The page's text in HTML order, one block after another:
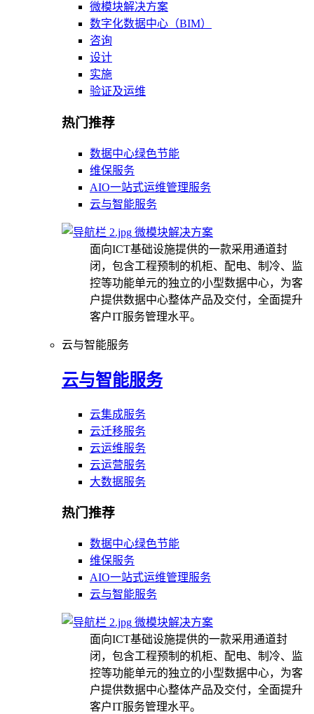
微模块解决方案
数字化数据中心（BIM）
咨询
设计
实施
验证及运维
热门推荐
数据中心绿色节能
维保服务
AIO一站式运维管理服务
云与智能服务
微模块解决方案
面向ICT基础设施提供的一款采用通道封
闭，包含工程预制的机柜、配电、制冷、监
控等功能单元的独立的小型数据中心，为客
户提供数据中心整体产品及交付，全面提升
客户IT服务管理水平。
云与智能服务
云与智能服务
云集成服务
云迁移服务
云运维服务
云运营服务
大数据服务
热门推荐
数据中心绿色节能
维保服务
AIO一站式运维管理服务
云与智能服务
微模块解决方案
面向ICT基础设施提供的一款采用通道封
闭，包含工程预制的机柜、配电、制冷、监
控等功能单元的独立的小型数据中心，为客
户提供数据中心整体产品及交付，全面提升
客户IT服务管理水平。